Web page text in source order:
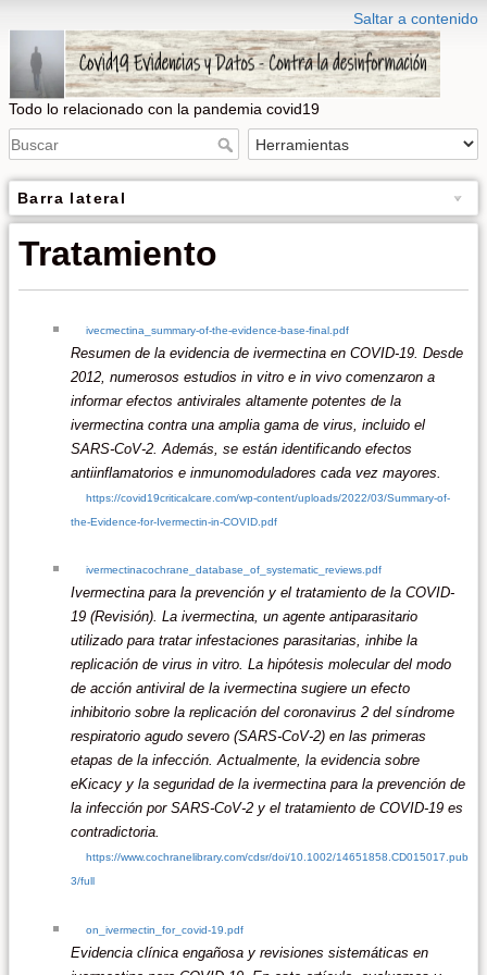
Saltar a contenido
Todo lo relacionado con la pandemia covid19
Barra lateral
Tratamiento
ivecmectina_summary-of-the-evidence-base-final.pdf
Resumen de la evidencia de ivermectina en COVID-19. Desde
2012, numerosos estudios in vitro e in vivo comenzaron a
informar efectos antivirales altamente potentes de la
ivermectina contra una amplia gama de virus, incluido el
SARS-CoV-2. Además, se están identificando efectos
antiinflamatorios e inmunomoduladores cada vez mayores.
https://covid19criticalcare.com/wp-content/uploads/2022/03/Summary-of-
the-Evidence-for-Ivermectin-in-COVID.pdf
ivermectinacochrane_database_of_systematic_reviews.pdf
Ivermectina para la prevención y el tratamiento de la COVID-
19 (Revisión). La ivermectina, un agente antiparasitario
utilizado para tratar infestaciones parasitarias, inhibe la
replicación de virus in vitro. La hipótesis molecular del modo
de acción antiviral de la ivermectina sugiere un efecto
inhibitorio sobre la replicación del coronavirus 2 del síndrome
respiratorio agudo severo (SARS-CoV-2) en las primeras
etapas de la infección. Actualmente, la evidencia sobre
eKicacy y la seguridad de la ivermectina para la prevención de
la infección por SARS-CoV-2 y el tratamiento de COVID-19 es
contradictoria.
https://www.cochranelibrary.com/cdsr/doi/10.1002/14651858.CD015017.pub
3/full
on_ivermectin_for_covid-19.pdf
Evidencia clínica engañosa y revisiones sistemáticas en